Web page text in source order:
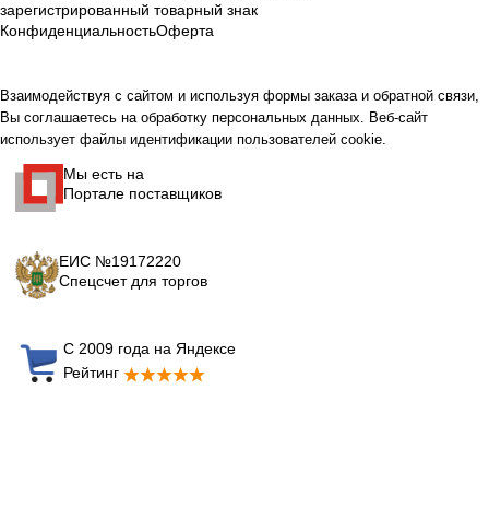
зарегистрированный товарный знак
КонфиденциальностьОферта
Взаимодействуя с сайтом и используя формы заказа и обратной связи,
Вы соглашаетесь на обработку персональных данных. Веб-сайт
использует файлы идентификации пользователей cookie.
Мы есть на
Портале поставщиков
ЕИС №19172220
Спецсчет для торгов
С 2009 года на Яндексе
Рейтинг